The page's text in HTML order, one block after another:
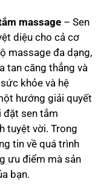
massage – Sen
diệu cho cả cơ
massage đa dạng,
tan căng thẳng và
khỏe và hệ
hướng giải quyết
đặt sen tắm
tuyệt vời. Trong
tin về quá trình
ưu điểm mà sản
bạn.